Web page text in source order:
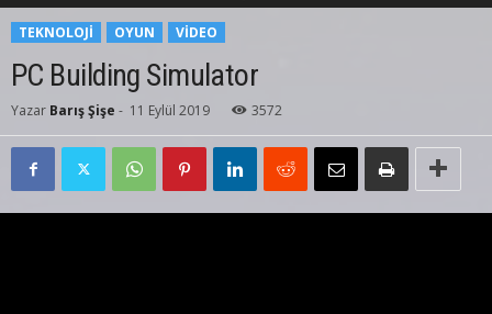
TEKNOLOJI OYUN VIDEO
PC Building Simulator
Yazar Barış Şişe - 11 Eylül 2019 3572